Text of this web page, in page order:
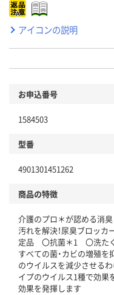
アイコンの説明
お申込番号
1584503
型番
4901301451262
商品の特徴
介護のプロ＊が認める消臭
汚れを解決！尿臭ブロッカ
定品 〇抗菌＊1 〇洗た
すべての菌・カビの増殖
のウイルスを減少させる
イプのウイルス1種で効
効果を発揮します